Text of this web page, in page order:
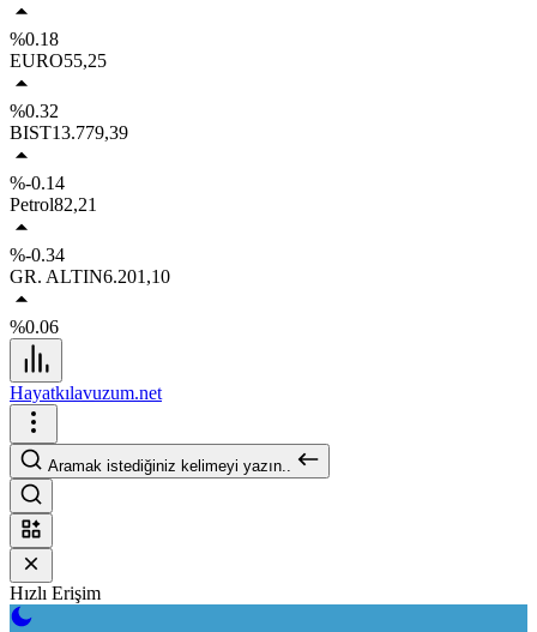
%0.18
EURO55,25
%0.32
BIST13.779,39
%-0.14
Petrol82,21
%-0.34
GR. ALTIN6.201,10
%0.06
Hayatkılavuzum.net
Aramak istediğiniz kelimeyi yazın..
Hızlı Erişim